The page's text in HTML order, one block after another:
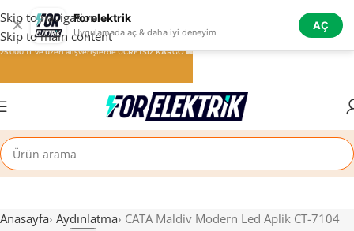
✕ Forelektrik
Uygulamada aç & daha iyi deneyim
AÇ
Skip to navigation
Skip to main content
Anasayfa› Aydınlatma› CATA Maldiv Modern Led Aplik CT-7104
25.000 TL ve üzeri alışverişlerde ÜCRETSİZ KARGO 🚚